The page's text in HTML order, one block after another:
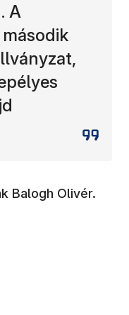
A
Balogh Olivér.